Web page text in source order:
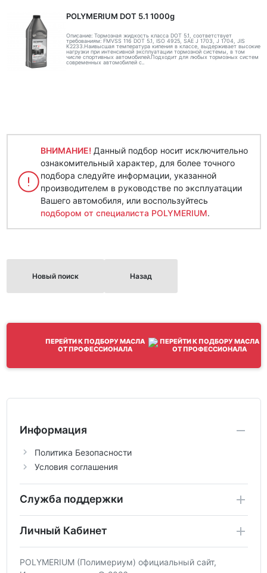
POLYMERIUM DOT 5.1 1000g
Описание: Тормозная жидкость класса DOT 5.1, соответствует
требованиям: FMVSS 116 DOT 5.1, ISO 4925, SAE J 1703, J 1704, JIS
K2233.Наивысшая температура кипения в классе, выдерживает высокие
нагрузки при интенсивной эксплуатации тормозной системы, в том
числе спортивных автомобилей.Подходит для любых тормозных систем
современных автомобилей с..
ВНИМАНИЕ! Данный подбор носит исключительно
ознакомительный характер, для более точного
подбора следуйте информации, указанной
производителем в руководстве по эксплуатации
Вашего автомобиля, или воспользуйтесь
подбором от специалиста POLYMERIUM.
Новый поиск Назад
ПЕРЕЙТИ К ПОДБОРУ МАСЛА
ОТ ПРОФЕССИОНАЛА
Информация
Политика Безопасности
Условия соглашения
Служба поддержки
Личный Кабинет
POLYMERIUM (Полимериум) официальный сайт,